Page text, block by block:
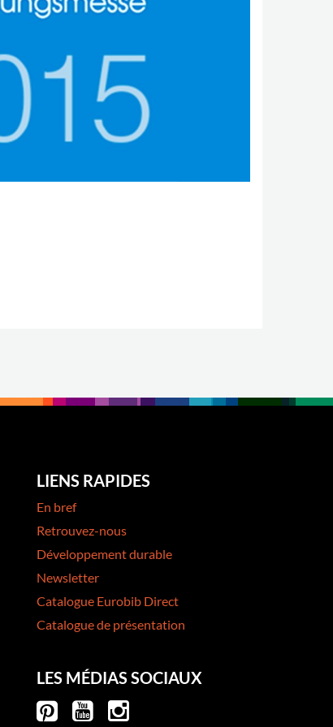
LIENS RAPIDES
En bref
Retrouvez-nous
Développement durable
Newsletter
Catalogue Eurobib Direct
Catalogue de présentation
LES MÉDIAS SOCIAUX